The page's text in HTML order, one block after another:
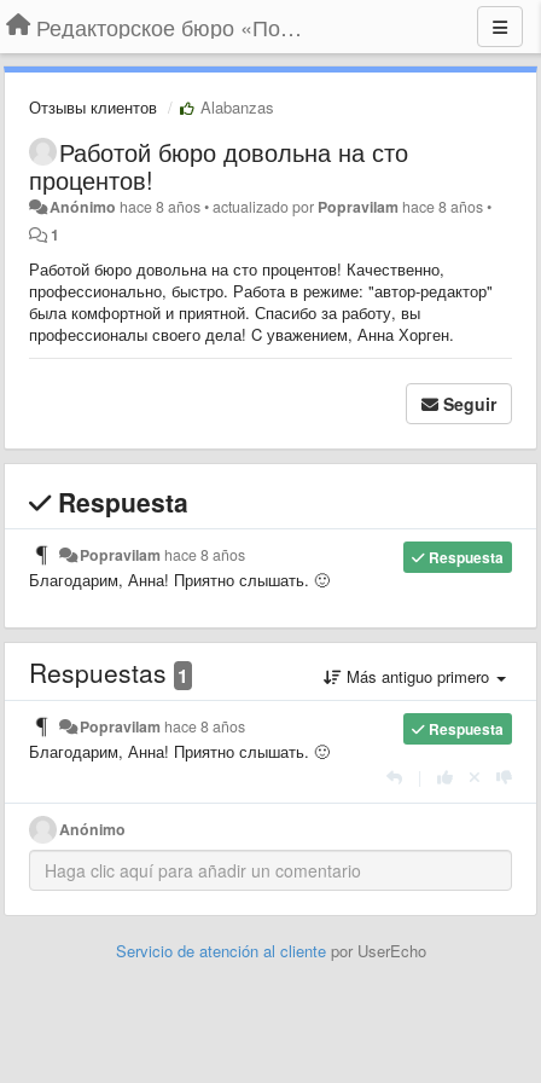
Редакторское бюро «По правилам»
Отзывы клиентов Alabanzas
​Работой бюро довольна на сто
процентов!
Anónimo hace 8 años•actualizado por Popravilam hace 8 años•
1
Работой бюро довольна на сто процентов! Качественно,
профессионально, быстро. Работа в режиме: "автор-редактор"
была комфортной и приятной. Спасибо за работу, вы
профессионалы своего дела! C уважением, Анна Хорген.
Seguir
Respuesta
Respuesta
Popravilam hace 8 años
Благодарим, Анна! Приятно слышать. 🙂
Respuestas 1 Más antiguo primero
Respuesta
Popravilam hace 8 años
Благодарим, Анна! Приятно слышать. 🙂
Anónimo
Servicio de atención al cliente por UserEcho